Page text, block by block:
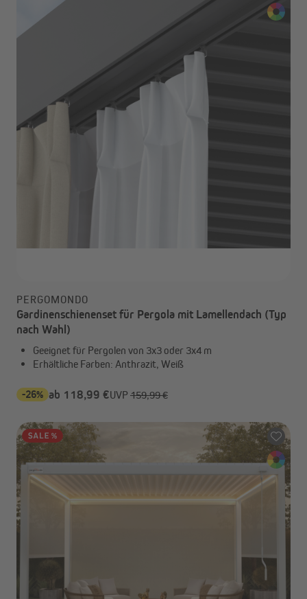
PERGOMONDO
Gardinenschienenset für Pergola mit Lamellendach (Typ
nach Wahl)
Geeignet für Pergolen von 3x3 oder 3x4 m
Erhältliche Farben: Anthrazit, Weiß
-26% ab 118,99 €UVP 159,99 €